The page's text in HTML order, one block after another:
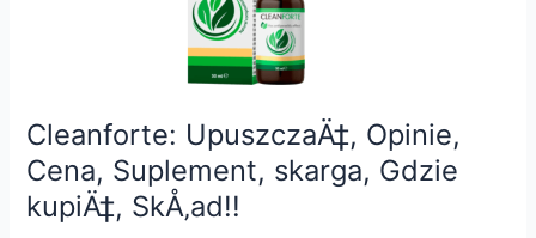
à¤•à¥ˆà¤¸à¥‡
à¤‡à¤¸à¥à¤
¤à¥‡à¤®à¤¾à¤²
à¤•à¤
Cleanforte: UpuszczaÄ‡, Opinie,
Cena, Suplement, skarga, Gdzie
kupiÄ‡, SkÅ‚ad!!